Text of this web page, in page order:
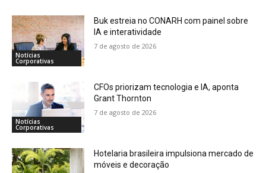
Notícias
Corporativas
Buk estreia no CONARH com painel sobre
IA e interatividade
7 de agosto de 2026
Notícias
Corporativas
CFOs priorizam tecnologia e IA, aponta
Grant Thornton
7 de agosto de 2026
Hotelaria brasileira impulsiona mercado de
móveis e decoração